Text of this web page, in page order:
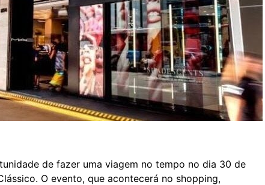
de fazer uma viagem no tempo no dia 30 de
O evento, que acontecerá no shopping,